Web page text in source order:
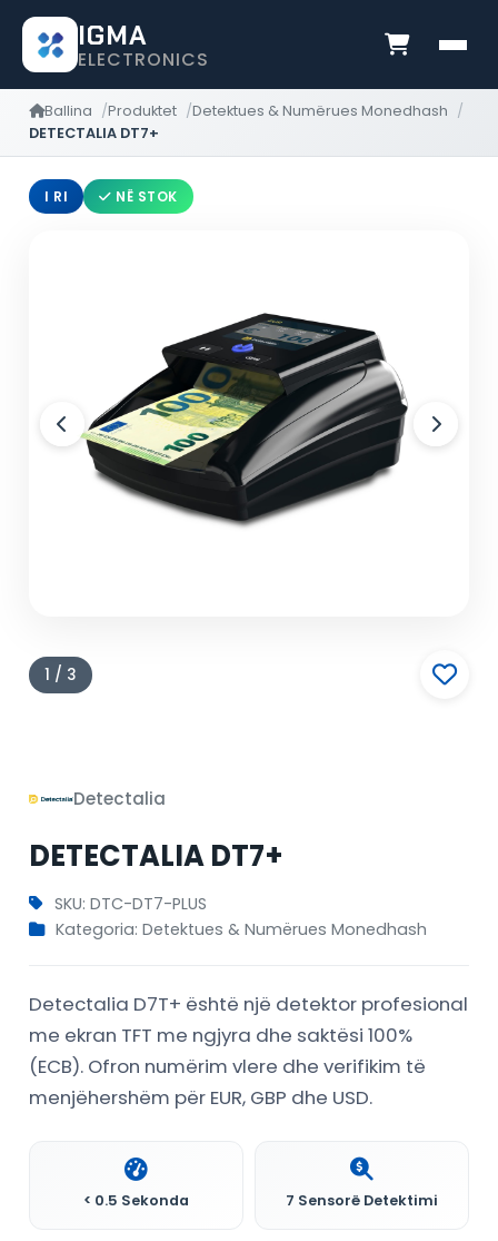
IGMA
ELECTRONICS
Ballina Produktet
Detektues & Numërues Monedhash
DETECTALIA DT7+
I RI NË STOK
1 / 3
Detectalia
DETECTALIA DT7+
SKU: DTC-DT7-PLUS
Kategoria: Detektues & Numërues Monedhash
Detectalia D7T+ është një detektor profesional
me ekran TFT me ngjyra dhe saktësi 100%
(ECB). Ofron numërim vlere dhe verifikim të
menjëhershëm për EUR, GBP dhe USD.
< 0.5 Sekonda 7 Sensorë Detektimi